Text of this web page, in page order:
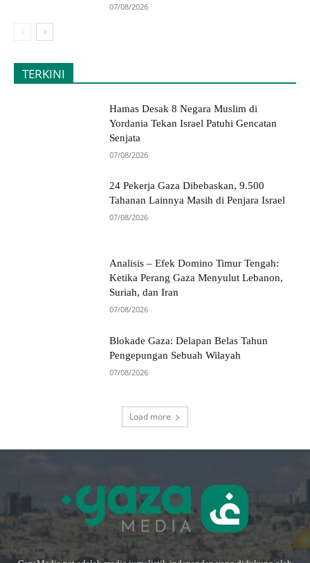
07/08/2026
TERKINI
Hamas Desak 8 Negara Muslim di
Yordania Tekan Israel Patuhi Gencatan
Senjata
07/08/2026
24 Pekerja Gaza Dibebaskan, 9.500
Tahanan Lainnya Masih di Penjara Israel
07/08/2026
Analisis – Efek Domino Timur Tengah:
Ketika Perang Gaza Menyulut Lebanon,
Suriah, dan Iran
07/08/2026
Blokade Gaza: Delapan Belas Tahun
Pengepungan Sebuah Wilayah
07/08/2026
Load more